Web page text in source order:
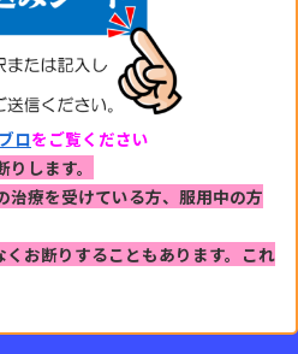
ロをご覧ください
します。
療を受けている方、 服用中の方
お断りすることもあります。 これ